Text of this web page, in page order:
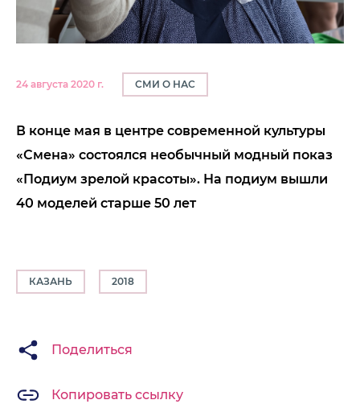
24 августа 2020 г. СМИ О НАС
В конце мая в центре современной культуры
«Смена» состоялся необычный модный показ
«Подиум зрелой красоты». На подиум вышли
40 моделей старше 50 лет
КАЗАНЬ 2018
Поделиться
Копировать ссылку